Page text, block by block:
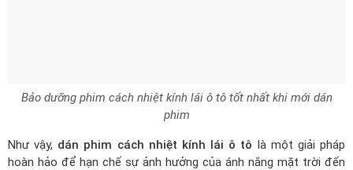
Bảo dưỡng phim cách nhiệt kính lái ô tô tốt nhất khi mới dán
phim
Như vậy, dán phim cách nhiệt kính lái ô tô là một giải pháp
hoàn hảo để hạn chế sự ảnh hưởng của ánh nắng mặt trời đến